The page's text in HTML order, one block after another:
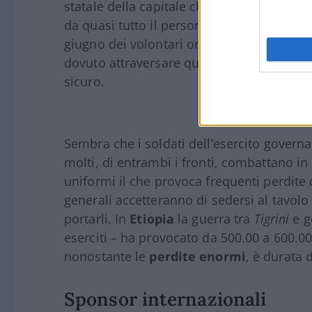
statale della capitale che ospitava
da quasi tutto il personale. Decine di
giugno dei volontari organizzassero un
dovuto attraversare quartieri in cui si
sicuro.
Sembra che i soldati dell’esercito
molti, di entrambi i fronti, combattano in
uniformi il che provoca frequenti perdite
generali accetteranno di sedersi al
portarli. In Etiopia la guerra tra Tigrini e
eserciti – ha provocato da 500.00 a
nonostante le perdite enormi, è durata
Sponsor internazionali